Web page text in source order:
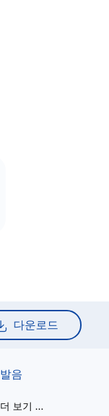
다운로드
발음
더 보기 ...